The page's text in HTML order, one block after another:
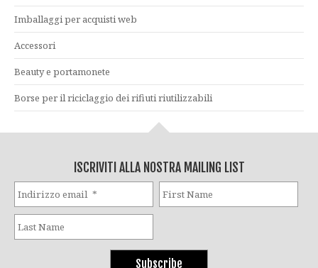
Imballaggi per acquisti web
Accessori
Beauty e portamonete
Borse per il riciclaggio dei rifiuti riutilizzabili
ISCRIVITI ALLA NOSTRA MAILING LIST